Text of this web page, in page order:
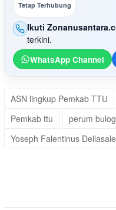
Tetap Terhubung
Ikuti
terkini.
WhatsApp Channel
ASN lingkup Pemkab TTU
Pemkab ttu
perum bulog
Yoseph Falentinus